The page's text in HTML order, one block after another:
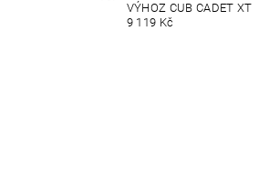
VÝHOZ CUB CADET XT
9 119 Kč